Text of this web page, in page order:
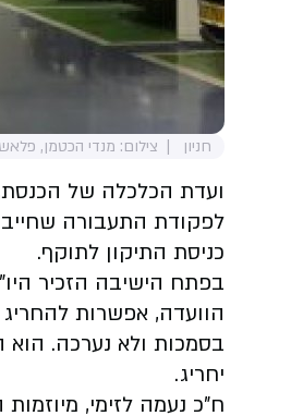
חניון צילום: מנדי הכטמן, פלאש 90
ועדת הכלכלה של הכנסת,
לפקודת התעבורה שחייב
כניסת התיקון לתוקף.
בפתח הישיבה הזכיר
הוועדה, אפשרות
בסמכות ולא נערכה. הוא
יחריג.
ח"כ נעמה לזימי,